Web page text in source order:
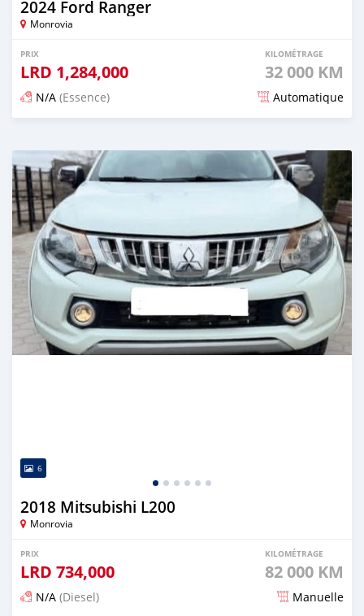
2024 Ford Ranger
Monrovia
PRIX
LRD 1,284,000
KILOMÉTRAGE
32 000 KM
N/A (Essence) Automatique
6
2018 Mitsubishi L200
Monrovia
PRIX
LRD 734,000
KILOMÉTRAGE
82 000 KM
N/A (Diesel) Manuelle